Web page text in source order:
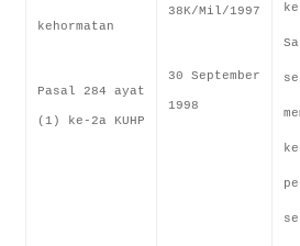
kehormatan
Pasal 284 ayat
(1) ke-2a KUHP
38K/Mil/1997
30 September
1998